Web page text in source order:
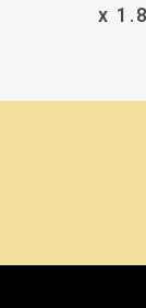
x